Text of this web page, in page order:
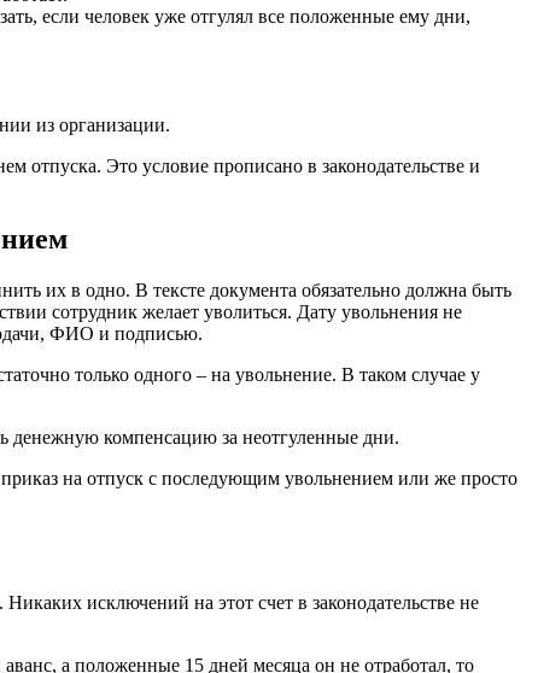
если человек уже отгулял все положенные ему дни,
из организации.
отпуска. Это условие прописано в законодательстве и
их в одно. В тексте документа обязательно должна быть
сотрудник желает уволиться. Дату увольнения не
ФИО и подписью.
только одного – на увольнение. В таком случае у
денежную компенсацию за неотгуленные дни.
приказ на отпуск с последующим увольнением или же просто
исключений на этот счет в законодательстве не
а положенные 15 дней месяца он не отработал, то